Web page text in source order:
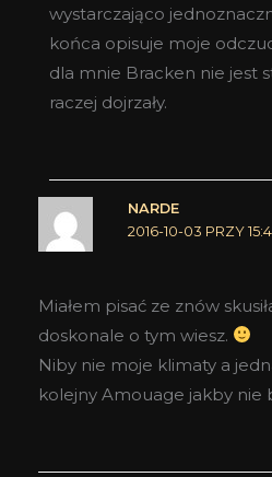
wystarczająco
końca opisuje moje
dla mnie Bracken nie jest
raczej dojrzały.
NARDE
2016-10-03 PRZY
Miałem pisać ze znów
doskonale o tym wiesz.
Niby nie moje klimaty a
kolejny Amouage jakby nie